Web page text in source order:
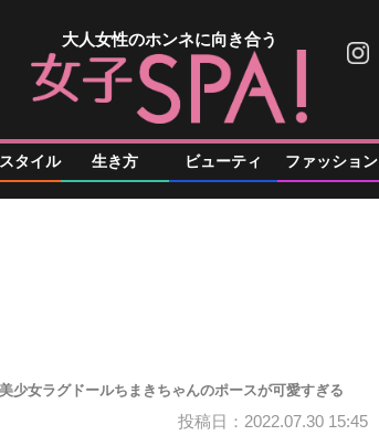
大人女性のホンネに向き合う
タイル 生き方 ビューティ ファッション
少女ラグドールちまきちゃんのポースが可愛すぎる
投稿日：2022.07.30 15:45